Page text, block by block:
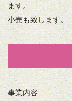
ます。
小売も致します。
事業内容